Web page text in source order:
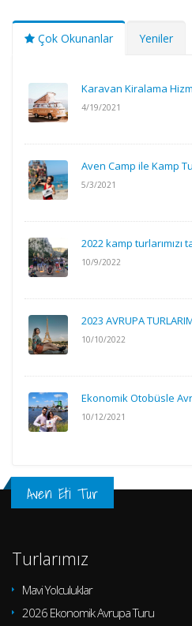
Çok Okunanlar Yeniler
Karavan Kiralama
4/19/2021
Aven Camp ile Kamp
5/3/2021
2022 kamp turlarımızı
10/9/2022
2023 AVRUPA
10/10/2022
Ekonomik Otobüsle
10/12/2021
Aven Eti Tur
Turlarımız
Mavi Yolculuklar
2026 Ekonomik Avrupa Turu